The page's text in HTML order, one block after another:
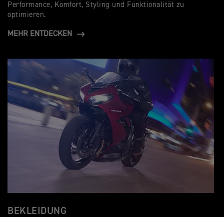
Performance, Komfort, Styling und Funktionalität zu
optimieren.
MEHR ENTDECKEN
BEKLEIDUNG